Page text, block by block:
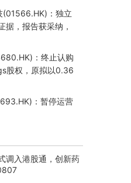
(01566.HK)：独立
据，报告获采纳，
：终止认购
股权，原拟以0.36
：暂停运营
：新疆哈巴
金金属量由13.20吨
调入港股通，创新药